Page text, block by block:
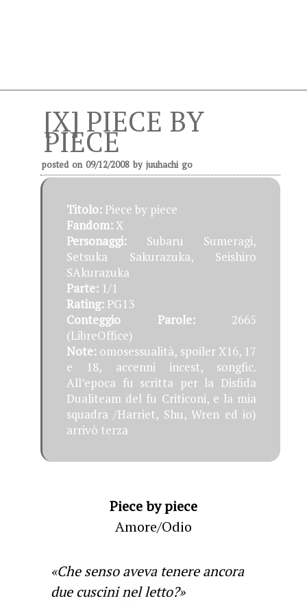
[X] PIECE BY
PIECE
posted on 09/12/2008 by juuhachi go
Titolo: Piece by piece
Fandom:X
Personaggi: Subaru Sumeragi,
Setsuka Sakurazuka, Seishiro
SAkurazuka
Parte: 1/1
Rating: PG13
Conteggio Parole:2665
(LibreOffice)
Note: omosessualità, spoiler X16, 17
e 18, accenni incest, songfic.
All’epoca fu scritta per la Disfida
Dualiteam del fu Criticoni, e la mia
squadra /Harriet, Shu, Wren ed io)
arrivò terza
Piece by piece
Amore/Odio
«Che senso aveva tenere ancora
due cuscini nel letto?»